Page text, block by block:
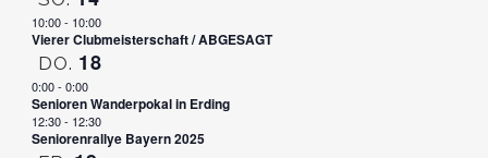
10:00- 10:00
Vierer Clubmeisterschaft / ABGESAGT
DO. 18
0:00- 0:00
Senioren Wanderpokal in Erding
12:30- 12:30
Seniorenrallye Bayern 2025